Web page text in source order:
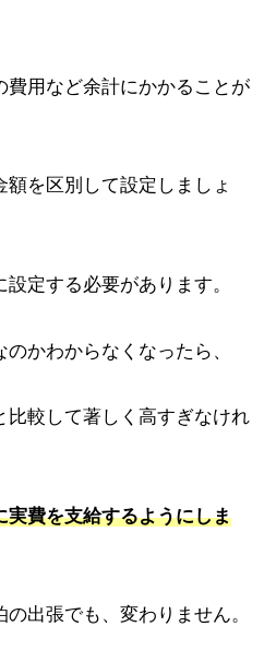
費用など余計にかかることが
を区別して設定しましょ
定する必要があります。
かわからなくなったら、
比較して著しく高すぎなけれ
実費を支給するようにしま
出張でも、変わりません。